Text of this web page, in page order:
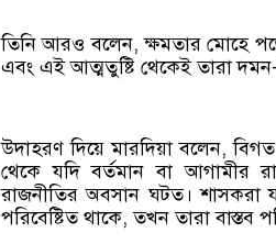
তিনি আরও বলেন, ক্ষমতার মোহে
এবং এই আত্মতুষ্টি থেকেই তারা
উদাহরণ দিয়ে মারদিয়া বলেন,
থেকে যদি বর্তমান বা আগামীর
রাজনীতির অবসান ঘটত। শাসকরা
পরিবেষ্টিত থাকে, তখন তারা বাস্তব